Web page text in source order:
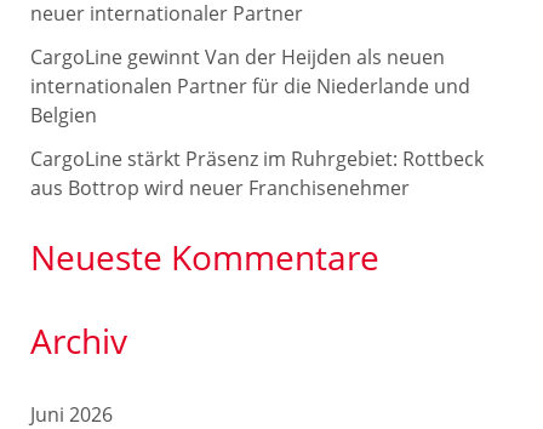
c
h
:
neuer internationaler Partner
CargoLine gewinnt Van der Heijden als neuen
internationalen Partner für die Niederlande und
Belgien
CargoLine stärkt Präsenz im Ruhrgebiet: Rottbeck
aus Bottrop wird neuer Franchisenehmer
Neueste Kommentare
Archiv
Juni 2026